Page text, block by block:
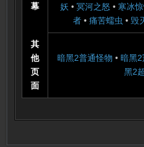
幕
妖 •冥河之怒 • 寒冰
者• 痛苦蠕虫 • 毁
其
他
页
面
暗黑2普通怪物 • 暗黑2
黑2